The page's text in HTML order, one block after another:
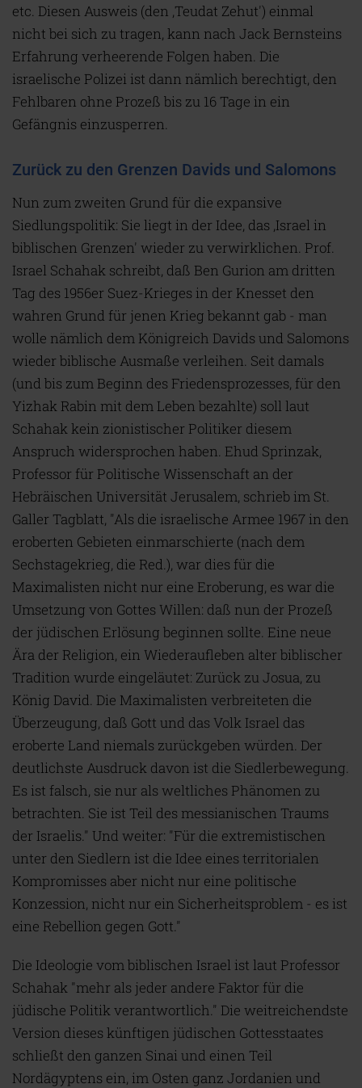
etc. Diesen Ausweis (den ‚Teudat Zehut') einmal
nicht bei sich zu tragen, kann nach Jack Bernsteins
Erfahrung verheerende Folgen haben. Die
israelische Polizei ist dann nämlich berechtigt, den
Fehlbaren ohne Prozeß bis zu 16 Tage in ein
Gefängnis einzusperren.
Zurück zu den Grenzen Davids und Salomons
Nun zum zweiten Grund für die expansive
Siedlungspolitik: Sie liegt in der Idee, das ‚Israel in
biblischen Grenzen' wieder zu verwirklichen. Prof.
Israel Schahak schreibt, daß Ben Gurion am dritten
Tag des 1956er Suez-Krieges in der Knesset den
wahren Grund für jenen Krieg bekannt gab - man
wolle nämlich dem Königreich Davids und Salomons
wieder biblische Ausmaße verleihen. Seit damals
(und bis zum Beginn des Friedensprozesses, für den
Yizhak Rabin mit dem Leben bezahlte) soll laut
Schahak kein zionistischer Politiker diesem
Anspruch widersprochen haben. Ehud Sprinzak,
Professor für Politische Wissenschaft an der
Hebräischen Universität Jerusalem, schrieb im St.
Galler Tagblatt, "Als die israelische Armee 1967 in den
eroberten Gebieten einmarschierte (nach dem
Sechstagekrieg, die Red.), war dies für die
Maximalisten nicht nur eine Eroberung, es war die
Umsetzung von Gottes Willen: daß nun der Prozeß
der jüdischen Erlösung beginnen sollte. Eine neue
Ära der Religion, ein Wiederaufleben alter biblischer
Tradition wurde eingeläutet: Zurück zu Josua, zu
König David. Die Maximalisten verbreiteten die
Überzeugung, daß Gott und das Volk Israel das
eroberte Land niemals zurückgeben würden. Der
deutlichste Ausdruck davon ist die Siedlerbewegung.
Es ist falsch, sie nur als weltliches Phänomen zu
betrachten. Sie ist Teil des messianischen Traums
der Israelis." Und weiter: "Für die extremistischen
unter den Siedlern ist die Idee eines territorialen
Kompromisses aber nicht nur eine politische
Konzession, nicht nur ein Sicherheitsproblem - es ist
eine Rebellion gegen Gott."
Die Ideologie vom biblischen Israel ist laut Professor
Schahak "mehr als jeder andere Faktor für die
jüdische Politik verantwortlich." Die weitreichendste
Version dieses künftigen jüdischen Gottesstaates
schließt den ganzen Sinai und einen Teil
Nordägyptens ein, im Osten ganz Jordanien und